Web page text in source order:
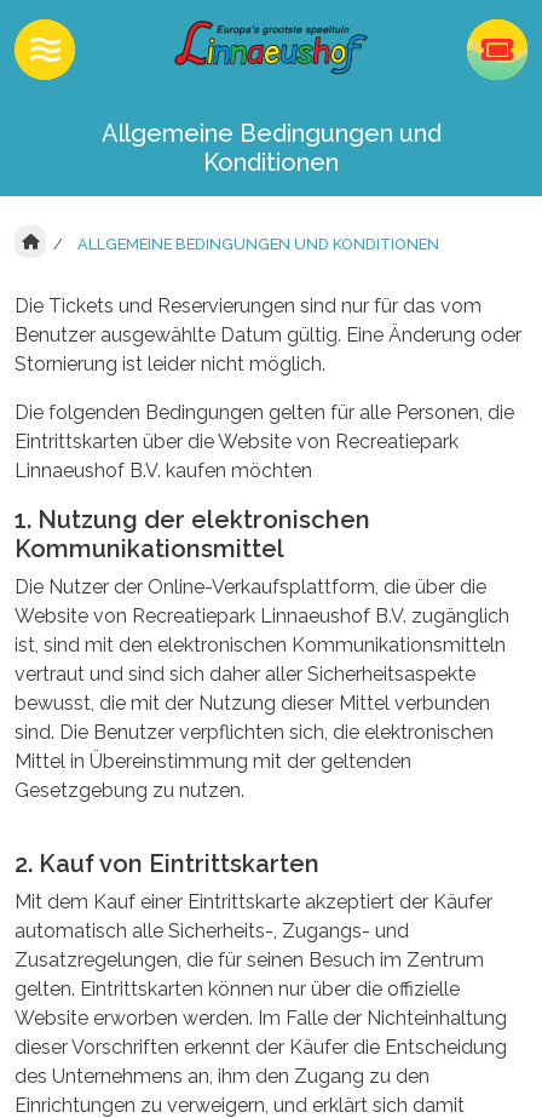
Allgemeine Bedingungen und
Konditionen
ALLGEMEINE BEDINGUNGEN UND KONDITIONEN
Die Tickets und Reservierungen sind nur für das vom
Benutzer ausgewählte Datum gültig. Eine Änderung oder
Stornierung ist leider nicht möglich.
Die folgenden Bedingungen gelten für alle Personen, die
Eintrittskarten über die Website von Recreatiepark
Linnaeushof B.V. kaufen möchten
1. Nutzung der elektronischen
Kommunikationsmittel
Die Nutzer der Online-Verkaufsplattform, die über die
Website von Recreatiepark Linnaeushof B.V. zugänglich
ist, sind mit den elektronischen Kommunikationsmitteln
vertraut und sind sich daher aller Sicherheitsaspekte
bewusst, die mit der Nutzung dieser Mittel verbunden
sind. Die Benutzer verpflichten sich, die elektronischen
Mittel in Übereinstimmung mit der geltenden
Gesetzgebung zu nutzen.
2. Kauf von Eintrittskarten
Mit dem Kauf einer Eintrittskarte akzeptiert der Käufer
automatisch alle Sicherheits-, Zugangs- und
Zusatzregelungen, die für seinen Besuch im Zentrum
gelten. Eintrittskarten können nur über die offizielle
Website erworben werden. Im Falle der Nichteinhaltung
dieser Vorschriften erkennt der Käufer die Entscheidung
des Unternehmens an, ihm den Zugang zu den
Einrichtungen zu verweigern, und erklärt sich damit